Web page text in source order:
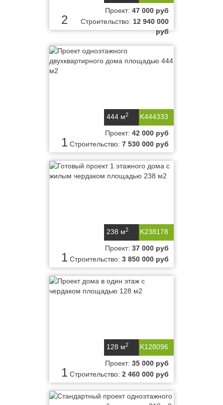
2
Проект: 47 000 руб
Строительство: 12 940 000
руб
K444333
444 м2
1
Проект: 42 000 руб
Строительство: 7 530 000 руб
K238178
238 м2
1
Проект: 37 000 руб
Строительство: 3 850 000 руб
K128096
128 м2
1
Проект: 35 000 руб
Строительство: 2 460 000 руб